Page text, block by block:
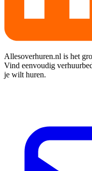
Allesoverhuren.nl is het
Vind eenvoudig
je wilt huren.